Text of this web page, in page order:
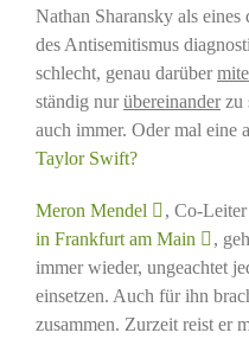
Nathan Sharansky als eines
des Antisemitismus
schlecht, genau darüber
ständig nurübereinanderzu
auch immer. Oder mal eine
Taylor Swift?
Meron Mendel , Co-
in Frankfurt am Main
,
immer wieder, ungeachtet
einsetzen. Auch für ihn
zusammen. Zurzeit reist er